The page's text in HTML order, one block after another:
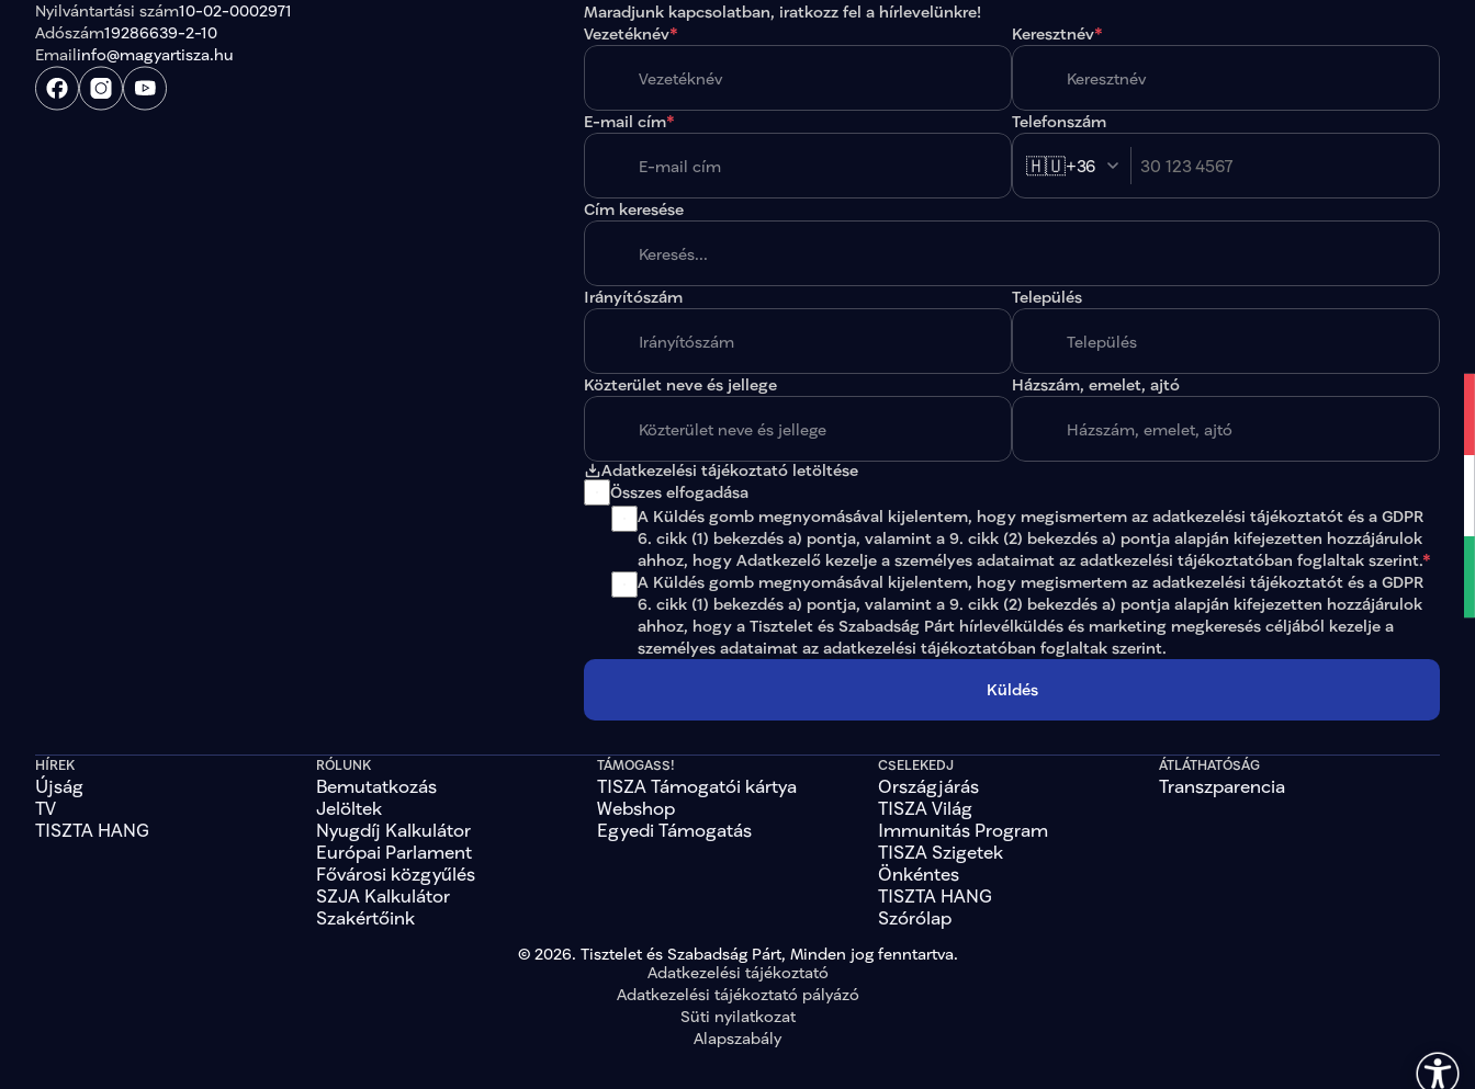
Nyilvántartási szám10-02-0002971
Adószám19286639-2-10
Emailinfo@magyartisza.hu
Maradjunk kapcsolatban, iratkozz fel a hírlevelünkre!
Vezetéknév* Keresztnév*
E-mail cím* Telefonszám
🇭🇺+36
Cím keresése
Irányítószám Település
Közterület neve és jellege Házszám, emelet, ajtó
Adatkezelési tájékoztató letöltése
Összes elfogadása
A Küldés gomb megnyomásával kijelentem, hogy megismertem az adatkezelési tájékoztatót és a GDPR
6. cikk (1) bekezdés a) pontja, valamint a 9. cikk (2) bekezdés a) pontja alapján kifejezetten hozzájárulok
ahhoz, hogy Adatkezelő kezelje a személyes adataimat az adatkezelési tájékoztatóban foglaltak szerint.*
A Küldés gomb megnyomásával kijelentem, hogy megismertem az adatkezelési tájékoztatót és a GDPR
6. cikk (1) bekezdés a) pontja, valamint a 9. cikk (2) bekezdés a) pontja alapján kifejezetten hozzájárulok
ahhoz, hogy a Tisztelet és Szabadság Párt hírlevélküldés és marketing megkeresés céljából kezelje a
személyes adataimat az adatkezelési tájékoztatóban foglaltak szerint.
Küldés
HÍREK
Újság
TV
TISZTA HANG
RÓLUNK
Bemutatkozás
Jelöltek
Nyugdíj Kalkulátor
Európai Parlament
Fővárosi közgyűlés
SZJA Kalkulátor
Szakértőink
TÁMOGASS!
TISZA Támogatói kártya
Webshop
Egyedi Támogatás
CSELEKEDJ
Országjárás
TISZA Világ
Immunitás Program
TISZA Szigetek
Önkéntes
TISZTA HANG
Szórólap
ÁTLÁTHATÓSÁG
Transzparencia
© 2026. Tisztelet és Szabadság Párt, Minden jog fenntartva.
Adatkezelési tájékoztató
Adatkezelési tájékoztató pályázó
Süti nyilatkozat
Alapszabály